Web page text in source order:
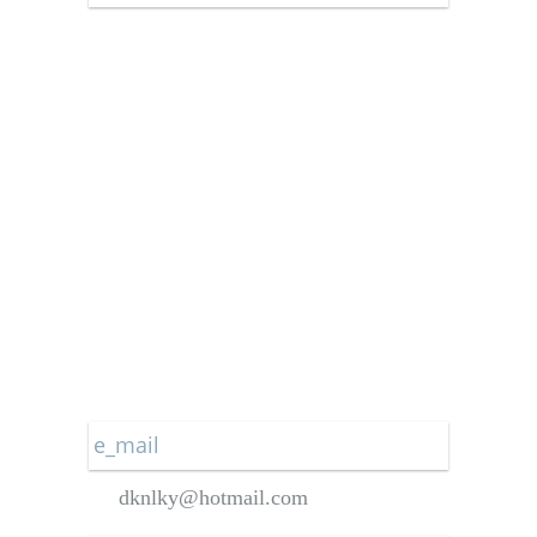
e_mail
dknlky@hotmail.com